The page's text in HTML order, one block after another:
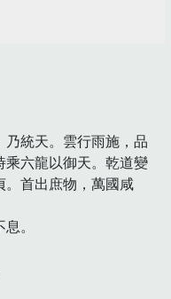
乃統天。雲行雨施，品
乘六龍以御天。乾道變
。首出庶物，萬國咸
。